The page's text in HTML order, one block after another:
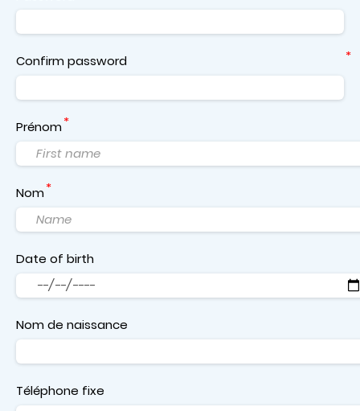
Confirm password
Prénom
Nom
Date of birth
Date
Nom de naissance
Téléphone fixe